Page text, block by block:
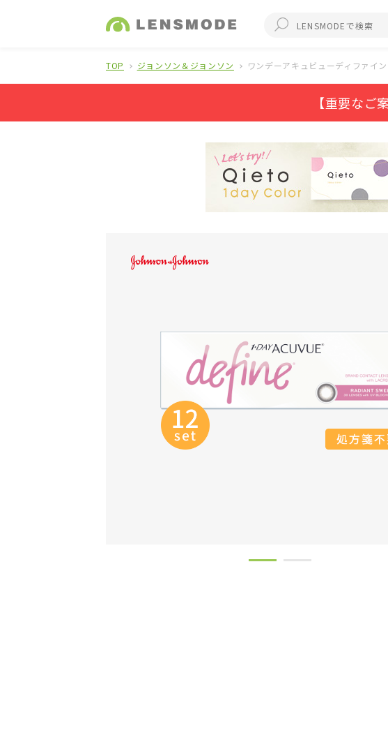
TOP ジョンソン＆ジョンソン ワンデーアキュビューディファイ
【重要な